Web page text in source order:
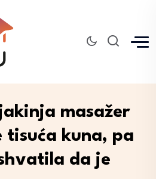
masažer
kuna, pa
da je